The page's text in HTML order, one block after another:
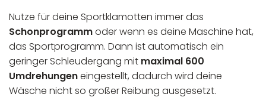
Nutze für deine Sportklamotten immer das
Schonprogrammoder wenn es deine Maschine hat,
das Sportprogramm. Dann ist automatisch ein
geringer Schleudergang mit maximal 600
Umdrehungeneingestellt, dadurch wird deine
Wäsche nicht so großer Reibung ausgesetzt.